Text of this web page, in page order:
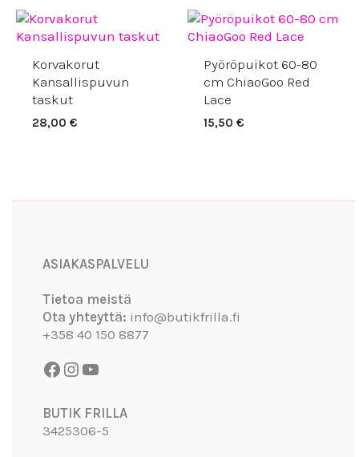
Korvakorut
Kansallispuvun
taskut
28,00€
Pyöröpuikot 60-80
cm ChiaoGoo Red
Lace
15,50€
ASIAKASPALVELU
Tietoa meistä
Ota yhteyttä: info@butikfrilla.fi
+358 40 150 8877
BUTIK FRILLA
3425306-5